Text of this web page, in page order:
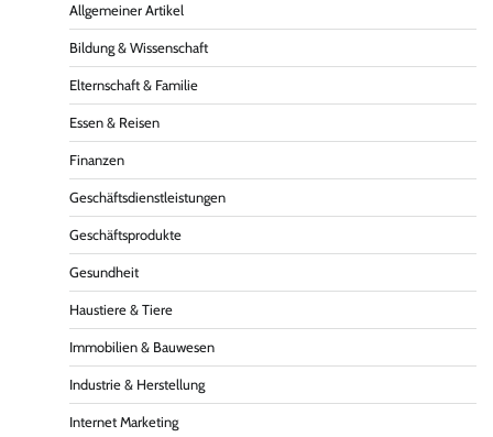
Allgemeiner Artikel
Bildung & Wissenschaft
Elternschaft & Familie
Essen & Reisen
Finanzen
Geschäftsdienstleistungen
Geschäftsprodukte
Gesundheit
Haustiere & Tiere
Immobilien & Bauwesen
Industrie & Herstellung
Internet Marketing